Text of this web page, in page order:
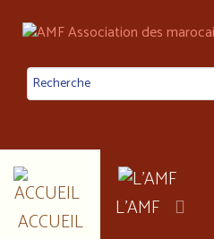
ACCUEIL L'AMF